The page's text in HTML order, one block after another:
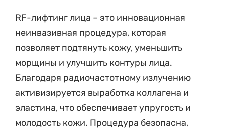
RF-лифтинг лица – это инновационная
неинвазивная процедура, которая
позволяет подтянуть кожу, уменьшить
морщины и улучшить контуры лица.
Благодаря радиочастотному излучению
активизируется выработка коллагена и
эластина, что обеспечивает упругость и
молодость кожи. Процедура безопасна,